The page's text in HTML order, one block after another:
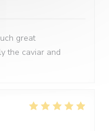
great
the caviar and